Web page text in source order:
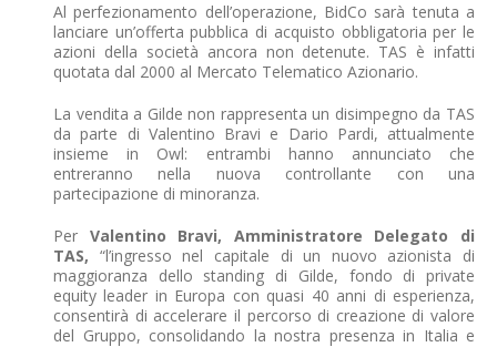
Al perfezionamento dell’operazione, BidCo sarà tenuta a
lanciare un’offerta pubblica di acquisto obbligatoria per le
azioni della società ancora non detenute. TAS è infatti
quotata dal 2000 al Mercato Telematico Azionario.
La vendita a Gilde non rappresenta un disimpegno da TAS
da parte di Valentino Bravi e Dario Pardi, attualmente
insieme in Owl: entrambi hanno annunciato che
entreranno nella nuova controllante con una
partecipazione di minoranza.
Per Valentino Bravi, Amministratore Delegato di
TAS, “l’ingresso nel capitale di un nuovo azionista di
maggioranza dello standing di Gilde, fondo di private
equity leader in Europa con quasi 40 anni di esperienza,
consentirà di accelerare il percorso di creazione di valore
del Gruppo, consolidando la nostra presenza in Italia e